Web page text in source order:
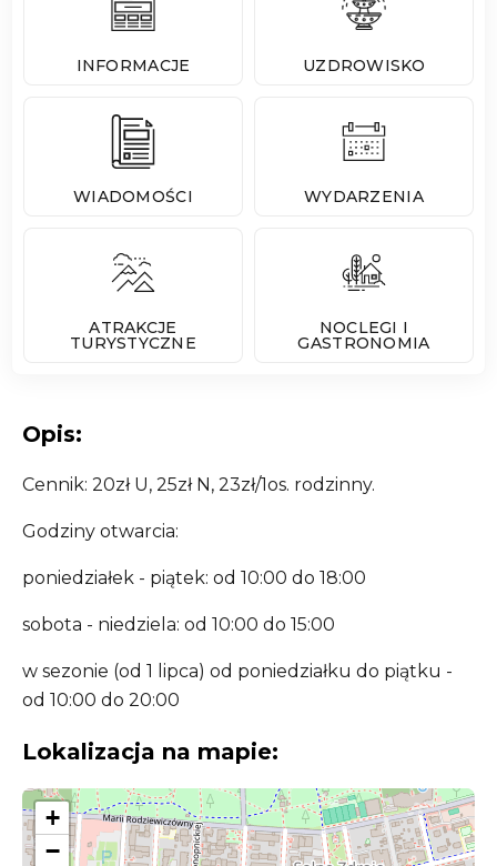
INFORMACJE UZDROWISKO
WIADOMOŚCI WYDARZENIA
ATRAKCJE
TURYSTYCZNE
NOCLEGI I
GASTRONOMIA
Opis:
Cennik: 20zł U, 25zł N, 23zł/1os. rodzinny.
Godziny otwarcia:
poniedziałek - piątek: od 10:00 do 18:00
sobota - niedziela: od 10:00 do 15:00
w sezonie (od 1 lipca) od poniedziałku do piątku -
od 10:00 do 20:00
Lokalizacja na mapie:
+
−